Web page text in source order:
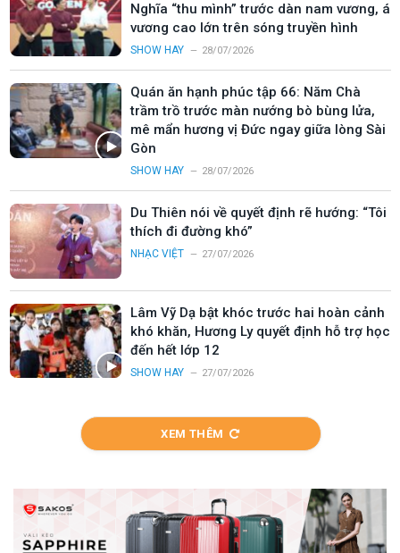
Nghĩa “thu mình” trước dàn nam vương, á
vương cao lớn trên sóng truyền hình
SHOW HAY 28/07/2026
Quán ăn hạnh phúc tập 66: Năm Chà
trầm trồ trước màn nướng bò bùng lửa,
mê mẩn hương vị Đức ngay giữa lòng Sài
Gòn
SHOW HAY 28/07/2026
Du Thiên nói về quyết định rẽ hướng: “Tôi
thích đi đường khó”
NHẠC VIỆT 27/07/2026
Lâm Vỹ Dạ bật khóc trước hai hoàn cảnh
khó khăn, Hương Ly quyết định hỗ trợ học
đến hết lớp 12
SHOW HAY 27/07/2026
XEM THÊM